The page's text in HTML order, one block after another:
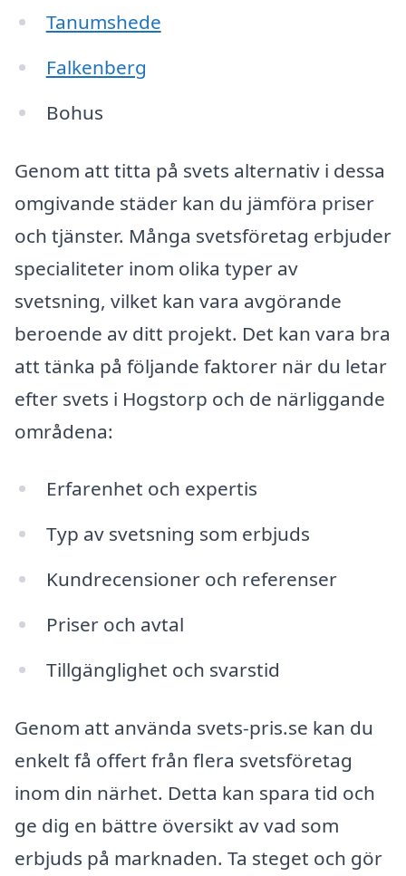
Tanumshede
Falkenberg
Bohus
Genom att titta på svets alternativ i dessa
omgivande städer kan du jämföra priser
och tjänster. Många svetsföretag erbjuder
specialiteter inom olika typer av
svetsning, vilket kan vara avgörande
beroende av ditt projekt. Det kan vara bra
att tänka på följande faktorer när du letar
efter svets i Hogstorp och de närliggande
områdena:
Erfarenhet och expertis
Typ av svetsning som erbjuds
Kundrecensioner och referenser
Priser och avtal
Tillgänglighet och svarstid
Genom att använda svets-pris.se kan du
enkelt få offert från flera svetsföretag
inom din närhet. Detta kan spara tid och
ge dig en bättre översikt av vad som
erbjuds på marknaden. Ta steget och gör